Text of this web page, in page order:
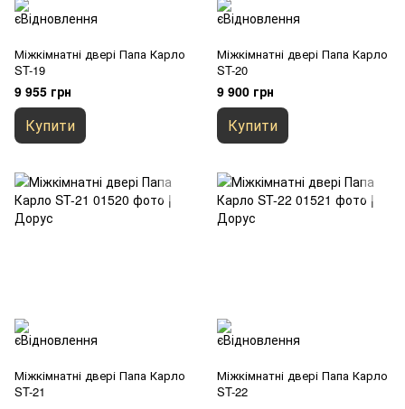
Міжкімнатні двері Папа Карло
ST-19
9 955 грн
Купити
Міжкімнатні двері Папа Карло
ST-20
9 900 грн
Купити
Міжкімнатні двері Папа Карло
ST-21
Міжкімнатні двері Папа Карло
ST-22